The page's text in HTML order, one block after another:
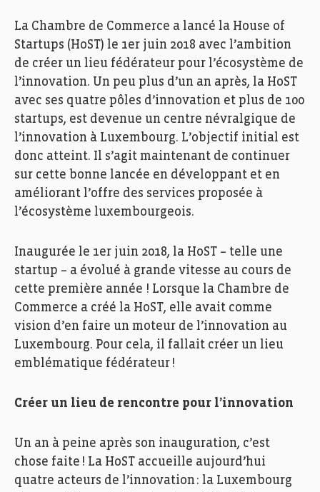
La Chambre de Commerce a lancé la House of
Startups (HoST) le 1er juin 2018 avec l’ambition
de créer un lieu fédérateur pour l’écosystème de
l’innovation. Un peu plus d’un an après, la HoST
avec ses quatre pôles d’innovation et plus de 100
startups, est devenue un centre névralgique de
l’innovation à Luxembourg. L’objectif initial est
donc atteint. Il s’agit maintenant de continuer
sur cette bonne lancée en développant et en
améliorant l’offre des services proposée à
l’écosystème luxembourgeois.
Inaugurée le 1er juin 2018, la HoST – telle une
startup – a évolué à grande vitesse au cours de
cette première année ! Lorsque la Chambre de
Commerce a créé la HoST, elle avait comme
vision d’en faire un moteur de l’innovation au
Luxembourg. Pour cela, il fallait créer un lieu
emblématique fédérateur !
Créer un lieu de rencontre pour l’innovation
Un an à peine après son inauguration, c’est
chose faite ! La HoST accueille aujourd’hui
quatre acteurs de l’innovation : la Luxembourg